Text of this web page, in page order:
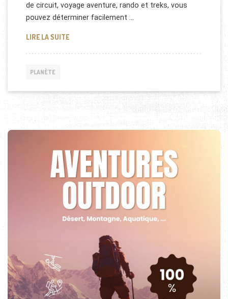
de circuit, voyage aventure, rando et treks, vous
pouvez déterminer facilement …
LIRE LA SUITELES ALPES ITALIENNES EN HAUTE DÉFINITION
PLANÈTE